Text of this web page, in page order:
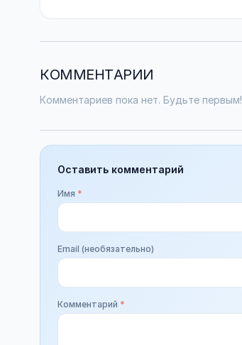
КОММЕНТАРИИ
Комментариев пока нет. Будьте первым!
Оставить комментарий
Имя *
Email (необязательно)
Комментарий *